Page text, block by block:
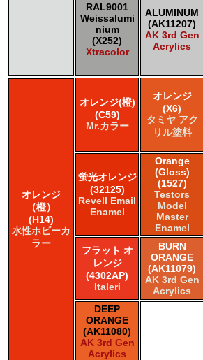
RAL9001
Weissalumi
nium
(X252)
Xtracolor
ALUMINUM
(AK11207)
AK 3rd Gen
Acrylics
オレンジ
（橙）
(H14)
水性ホビーカ
ラー
オレンジ(橙)
(C59)
Mr.カラー
オレンジ
(X6)
タミヤ アク
リル塗料
蛍光オレンジ
(32125)
Revell Email
Enamel
Orange
(Gloss)
(1527)
Testors
Model
Master
Enamel
フラット オ
レンジ
(4302AP)
Italeri
BURN
ORANGE
(AK11079)
AK 3rd Gen
Acrylics
DEEP
ORANGE
(AK11080)
AK 3rd Gen
Acrylics